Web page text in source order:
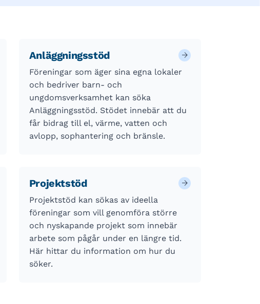
Anläggningsstöd
Föreningar som äger sina egna lokaler
och bedriver barn- och
ungdomsverksamhet kan söka
Anläggningsstöd. Stödet innebär att du
får bidrag till el, värme, vatten och
avlopp, sophantering och bränsle.
Projektstöd
Projektstöd kan sökas av ideella
föreningar som vill genomföra större
och nyskapande projekt som innebär
arbete som pågår under en längre tid.
Här hittar du information om hur du
söker.